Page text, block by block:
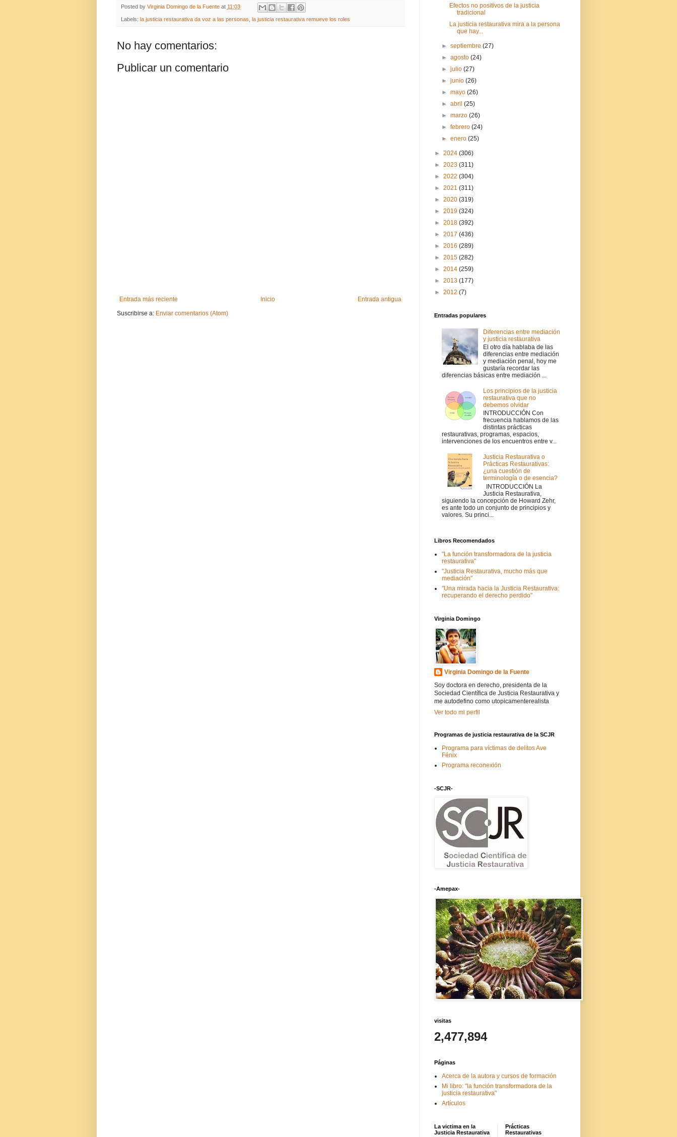
Posted by Virginia Domingo de la Fuente at 11:03
Labels: la justicia restaurativa da voz a las personas la justicia restaurativa remueve los roles
No hay comentarios:
Publicar un comentario
Entrada más reciente Entrada antigua
Inicio
Suscribirse a: Enviar comentarios (Atom)
Efectos no positivos de la justicia
tradicional
La justicia restaurativa mira a la persona
que hay...
►septiembre(27)
►agosto(24)
►julio(27)
►junio(26)
►mayo(26)
►abril(25)
►marzo(26)
►febrero(24)
►enero(25)
► 2024 (306)
► 2023 (311)
► 2022 (304)
► 2021 (311)
► 2020 (319)
► 2019 (324)
► 2018 (392)
► 2017 (436)
► 2016 (289)
► 2015 (282)
► 2014 (259)
► 2013 (177)
► 2012 (7)
Entradas populares
Diferencias entre mediación
y justicia restaurativa
El otro día hablaba de las
diferencias entre mediación
y mediación penal, hoy me
gustaría recordar las
diferencias básicas entre mediación ...
Los principios de la justicia
restaurativa que no
debemos olvidar
INTRODUCCIÓN Con
frecuencia hablamos de las
distintas prácticas
restaurativas, programas, espacios,
intervenciones de los encuentros entre v...
Justicia Restaurativa o
Prácticas Restaurativas:
¿una cuestión de
terminología o de esencia?
INTRODUCCIÓN La
Justicia Restaurativa,
siguiendo la concepción de Howard Zehr,
es ante todo un conjunto de principios y
valores. Su princi...
Libros Recomendados
"La función transformadora de la justicia
restaurativa"
"Justicia Restaurativa, mucho más que
mediación"
"Una mirada hacia la Justicia Restaurativa:
recuperando el derecho perdido"
Virginia Domingo
Virginia Domingo de la Fuente
Soy doctora en derecho, presidenta de la
Sociedad Científica de Justicia Restaurativa y
me autodefino como utopicamenterealista
Ver todo mi perfil
Programas de justicia restaurativa de la SCJR
Programa para víctimas de delitos Ave
Fénix
Programa reconexión
-SCJR-
-Amepax-
visitas
2,477,894
Páginas
Acerca de la autora y cursos de formación
Mi libro: "la función transformadora de la
justicia restaurativa"
Artículos
La victima en la
Justicia Restaurativa
Prácticas
Restaurativas